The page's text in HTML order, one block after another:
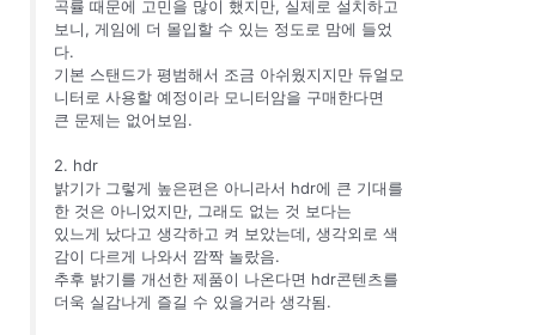
곡률 때문에 고민을 많이 했지만, 실제로 설치하고
보니, 게임에 더 몰입할 수 있는 정도로 맘에 들었
다.
기본 스탠드가 평범해서 조금 아쉬웠지지만 듀얼모
니터로 사용할 예정이라 모니터암을 구매한다면
큰 문제는 없어보임.
2. hdr
밝기가 그렇게 높은편은 아니라서 hdr에 큰 기대를
한 것은 아니었지만, 그래도 없는 것 보다는
있느게 났다고 생각하고 켜 보았는데, 생각외로 색
감이 다르게 나와서 깜짝 놀랐음.
추후 밝기를 개선한 제품이 나온다면 hdr콘텐츠를
더욱 실감나게 즐길 수 있을거라 생각됨.